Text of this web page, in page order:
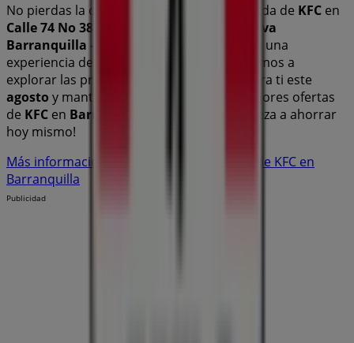
No pierdas la oportunidad de visitar la tienda de KFC en
Calle 74 No 38 D -113 Centro Comercial Viva
Barranquilla – Local 19k
para disfrutar de una
experiencia de compra completa. Te invitamos a
explorar las promociones que tenemos para ti este
agosto y mantenerte informado de las mejores ofertas
de KFC en Barranquilla
. ¡Visítanos y empieza a ahorrar
hoy mismo!
Más información de KFC
Ver otras tiendas de KFC en
Barranquilla
Publicidad